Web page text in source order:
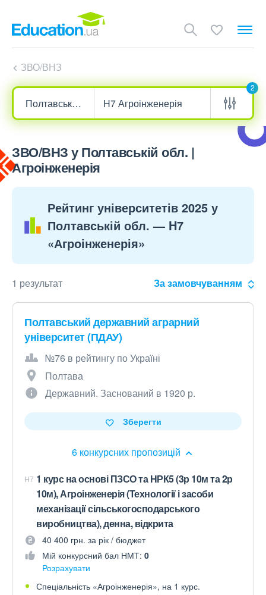
ЗВО/ВНЗ
2
ЗВО/ВНЗ у Полтавській обл. |
Агроінженерія
Рейтинг університетів 2025 у
Полтавській обл. — H7
«Агроінженерія»
1 результат За замовчуванням
Полтавський державний аграрний
університет (ПДАУ)
№76 в рейтингу по Україні
Полтава
Державний. Заснований в 1920 р.
6 конкурсних пропозицій
Зберегти
H7 1 курс на основі ПЗСО та НРК5 (3р 10м та 2р
10м), Агроінженерія (Технології і засоби
механізації сільськогосподарського
виробництва), денна, відкрита
40 400 грн. за рік / бюджет
Мій конкурсний бал НМТ: 0
Розрахувати
Спеціальність «Агроінженерія», на 1 курс.